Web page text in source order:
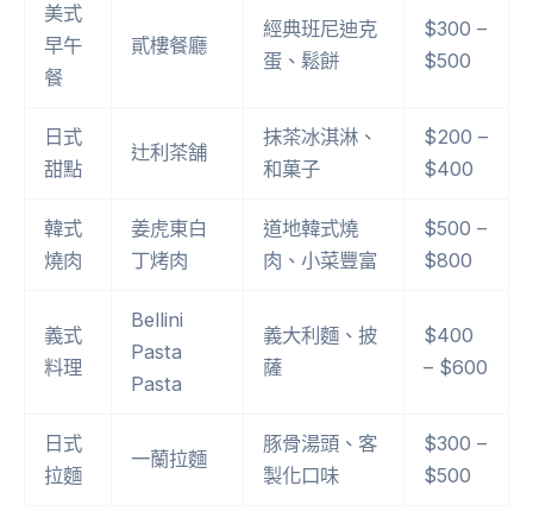
美式
早午
餐
貳樓餐廳
經典班尼迪克
蛋、鬆餅
$300 –
$500
日式
甜點
辻利茶舗
抹茶冰淇淋、
和菓子
$200 –
$400
韓式
燒肉
姜虎東白
丁烤肉
道地韓式燒
肉、小菜豐富
$500 –
$800
義式
料理
Bellini
Pasta
Pasta
義大利麵、披
薩
$400
– $600
日式
拉麵
一蘭拉麵
豚骨湯頭、客
製化口味
$300 –
$500